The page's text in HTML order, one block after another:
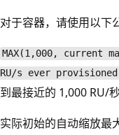
对于容器，请使用以下
MAX(1,000, current
RU/s ever
到最接近的 1,000 RU/秒
实际初始的自动缩放最